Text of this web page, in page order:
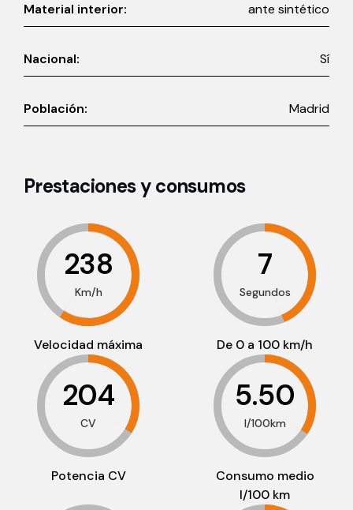
Material interior: ante sintético
Nacional: Sí
Población: Madrid
Prestaciones y consumos
238
Km/h
Velocidad máxima
7
Segundos
De 0 a 100 km/h
204
CV
Potencia CV
5.50
l/100km
Consumo medio
l/100 km